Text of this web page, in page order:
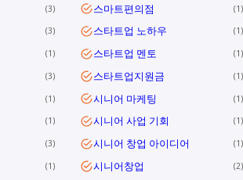
3 스마트편의점 1
3 스타트업 노하우 1
1 스타트업 멘토 1
3 스타트업지원금 1
1 시니어 마케팅 1
1 시니어 사업 기회 1
3 시니어 창업 아이디어 1
1 시니어창업 2